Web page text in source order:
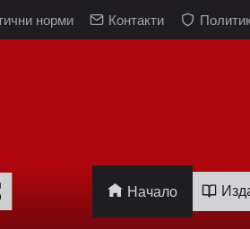
норми Контакти
Начало